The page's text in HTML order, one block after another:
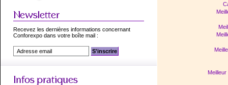
Recevez les dernières informations concernant
Conforexpo dans votre boîte mail :